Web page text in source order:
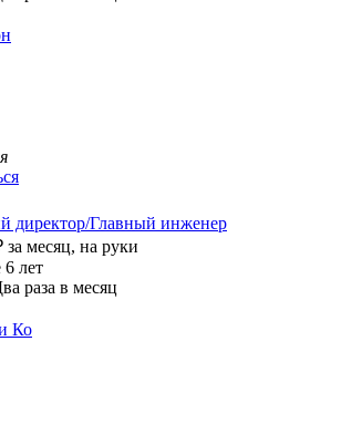
директор/Главный инженер
за месяц, на руки
лет
раза в месяц
Ко